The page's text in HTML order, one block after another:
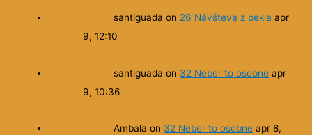
santiguada on 26 Návšteva z pekla apr
9, 12:10
santiguada on 32 Neber to osobne apr
9, 10:36
Ambala on 32 Neber to osobne apr 8,